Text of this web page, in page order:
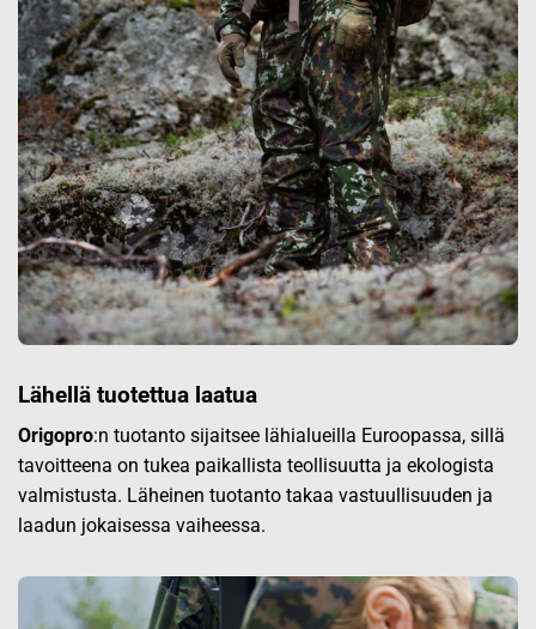
Lähellä tuotettua laatua
Origopro:n tuotanto sijaitsee lähialueilla Euroopassa, sillä
tavoitteena on tukea paikallista teollisuutta ja ekologista
valmistusta. Läheinen tuotanto takaa vastuullisuuden ja
laadun jokaisessa vaiheessa.